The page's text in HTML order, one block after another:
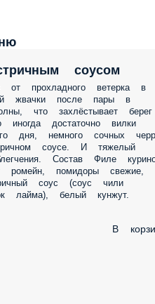
соусом
от прохладного ветерка в
жвачки после пары в
что захлёстывает берег
достаточно вилки
дня, немного сочных
соусе. И тяжелый
Состав Филе
ромейн, помидоры свежие,
соус (соус чили
лайма), белый кунжут.
В